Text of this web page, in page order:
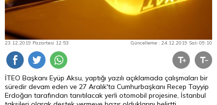
23.12.2019 Pazartesi 12:53 Güncelleme : 24.12.2019 Salı 09:10
İTEO Başkanı Eyüp Aksu, yaptığı yazılı açıklamada çalışmaları bir
süredir devam eden ve 27 Aralık'ta Cumhurbaşkanı Recep Tayyip
Erdoğan tarafından tanıtılacak yerli otomobil projesine, İstanbul